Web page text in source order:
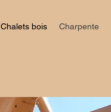
Chalets bois Charpente